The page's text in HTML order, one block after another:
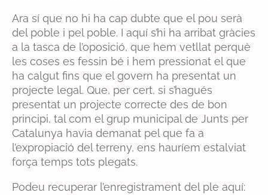
Ara sí que no hi ha cap dubte que el pou serà
del poble i pel poble. I aquí s’hi ha arribat gràcies
a la tasca de l’oposició, que hem vetllat perquè
les coses es fessin bé i hem pressionat el que
ha calgut fins que el govern ha presentat un
projecte legal. Que, per cert, si s’hagués
presentat un projecte correcte des de bon
principi, tal com el grup municipal de Junts per
Catalunya havia demanat pel que fa a
l’expropiació del terreny, ens hauríem estalviat
força temps tots plegats.
Podeu recuperar l’enregistrament del ple aquí: